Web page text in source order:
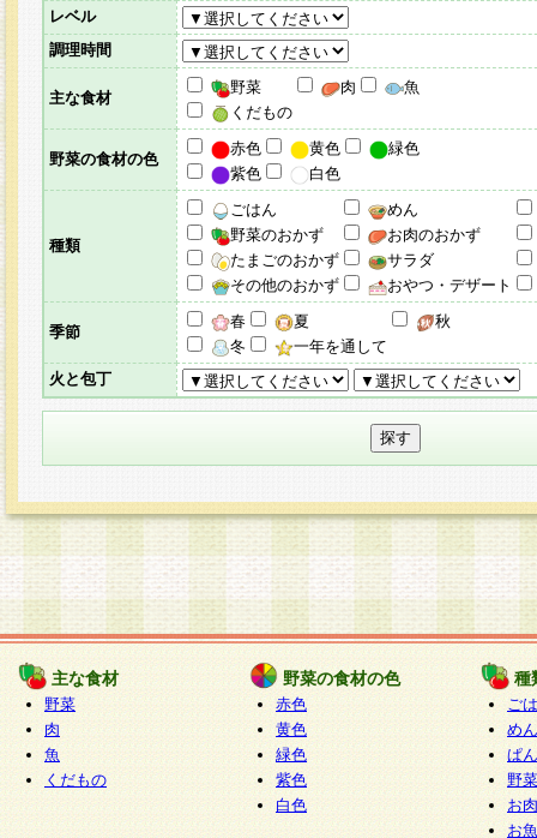
レベル
調理時間
主な食材
野菜 肉
魚
くだもの
野菜の食材の色
赤色 黄色
緑色
紫色
白色
種類
ごはん
めん
野菜のおかず
お肉のおかず
たまごのおかず
サラダ
その他のおかず
おやつ・デザート
季節
春 夏
秋
冬
一年を通して
火と包丁
主な食材
野菜
肉
魚
くだもの
野菜の食材の色
赤色
黄色
緑色
紫色
白色
種
ご
めん
ぱん
野
お
お